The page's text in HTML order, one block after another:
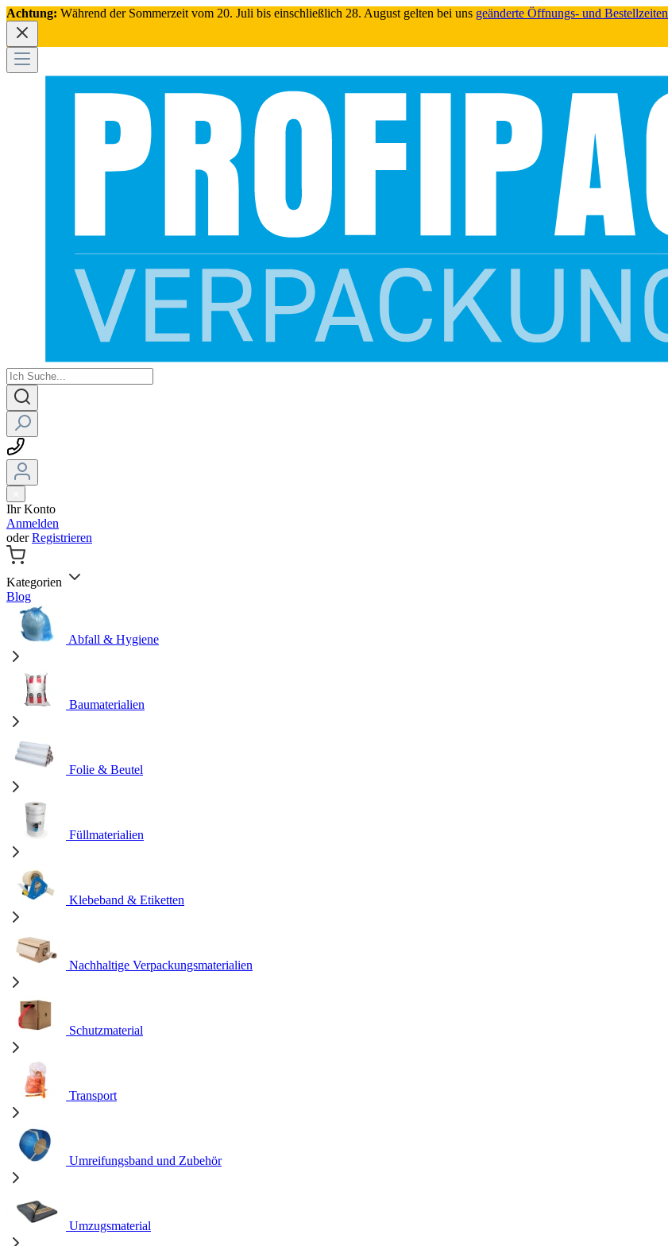
Achtung: Während der Sommerzeit vom 20. Juli bis einschließlich 28. August gelten bei uns geänderte Öffnungs- und Bestellzeiten
Ihr Konto
Anmelden
oderRegistrieren
Kategorien
Blog
Abfall & Hygiene
Baumaterialien
Folie & Beutel
Füllmaterialien
Klebeband & Etiketten
Nachhaltige Verpackungsmaterialien
Schutzmaterial
Transport
Umreifungsband und Zubehör
Umzugsmaterial